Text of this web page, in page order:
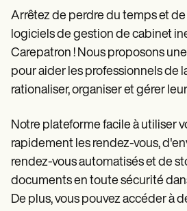
Arrêtez de perdre du temps et
logiciels de gestion de cabinet
Carepatron ! Nous proposons
pour aider les professionnels de
rationaliser, organiser et gérer
Notre plateforme facile à utiliser
rapidement les rendez-vous,
rendez-vous automatisés et de
documents en toute sécurité
De plus, vous pouvez accéder à